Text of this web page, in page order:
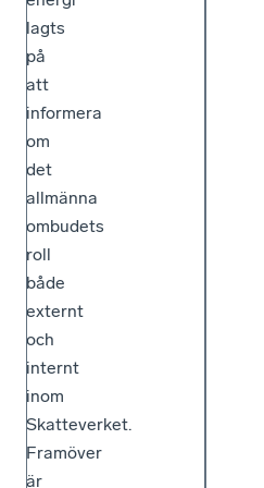
lagts
på
att
informera
om
det
allmänna
ombudets
roll
både
externt
och
internt
inom
Skatteverket.
Framöver
är